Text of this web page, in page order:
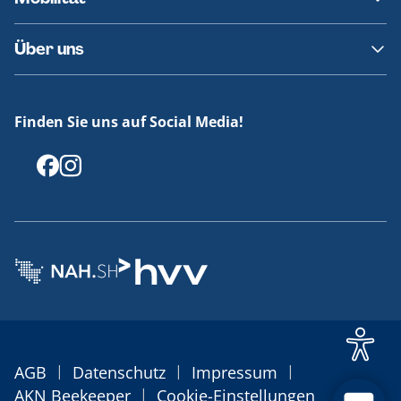
Fundsachen
Häufige Fragen
Barrierefreies Reisen
Erklärung Barrierefreiheit
Über uns
Offenlegungen
Finden Sie uns auf Social Media!
AGB | Datenschutz | Impressum |
AKN Beekeeper | Cookie-Einstellungen